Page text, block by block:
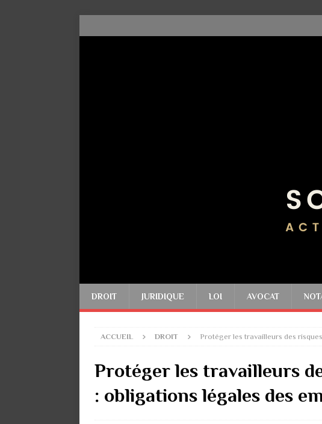
DROIT JURIDIQUE LOI AVOCAT
ACCUEIL DROIT Protéger les travailleurs des
Protéger les travailleurs
: obligations légales des